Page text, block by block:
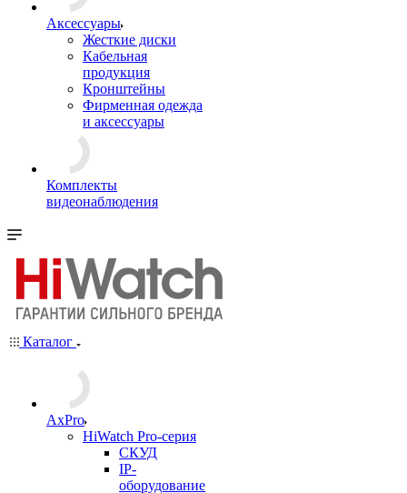
Аксессуары
Жесткие диски
Кабельная
продукция
Кронштейны
Фирменная одежда
и аксессуары
Комплекты
видеонаблюдения
Каталог
AxPro
HiWatch Pro-серия
CКУД
IP-
оборудование